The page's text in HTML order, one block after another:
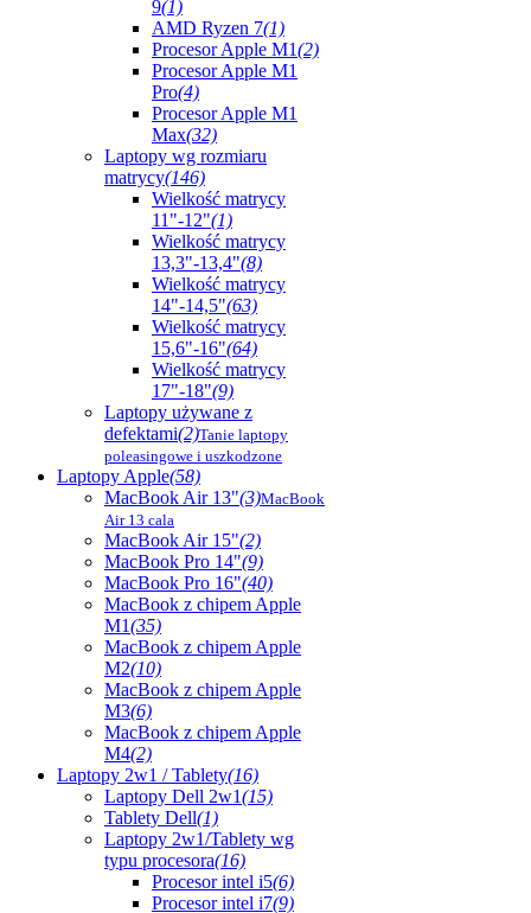
9(1)
AMD Ryzen 7(1)
Procesor Apple M1(2)
Procesor Apple M1
Pro(4)
Procesor Apple M1
Max(32)
Laptopy wg rozmiaru
matrycy(146)
Wielkość matrycy
11"-12"(1)
Wielkość matrycy
13,3"-13,4"(8)
Wielkość matrycy
14"-14,5"(63)
Wielkość matrycy
15,6"-16"(64)
Wielkość matrycy
17"-18"(9)
Laptopy używane z
defektami(2)Tanie laptopy
poleasingowe i uszkodzone
Laptopy Apple(58)
MacBook Air 13"(3)MacBook
Air 13 cala
MacBook Air 15"(2)
MacBook Pro 14"(9)
MacBook Pro 16"(40)
MacBook z chipem Apple
M1(35)
MacBook z chipem Apple
M2(10)
MacBook z chipem Apple
M3(6)
MacBook z chipem Apple
M4(2)
Laptopy 2w1 / Tablety(16)
Laptopy Dell 2w1(15)
Tablety Dell(1)
Laptopy 2w1/Tablety wg
typu procesora(16)
Procesor intel i5(6)
Procesor intel i7(9)